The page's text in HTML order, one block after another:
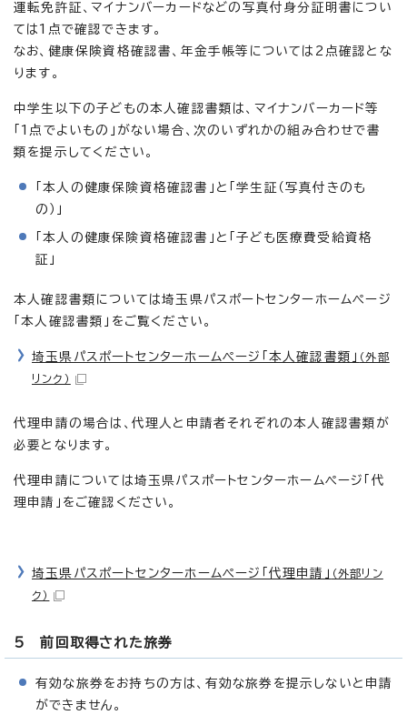
運転免許証、マイナンバーカードなどの写真付身分証明書につい
ては1点で確認できます。
なお、健康保険資格確認書、年金手帳等については2点確認とな
ります。
中学生以下の子どもの本人確認書類は、マイナンバーカード等
「1点でよいもの」がない場合、次のいずれかの組み合わせで書
類を提示してください。
「本人の健康保険資格確認書」と「学生証（写真付きのも
の）」
「本人の健康保険資格確認書」と「子ども医療費受給資格
証」
本人確認書類については埼玉県パスポートセンターホームページ
「本人確認書類」をご覧ください。
埼玉県パスポートセンターホームページ「本人確認書類」 （外部
リンク）
代理申請の場合は、代理人と申請者それぞれの本人確認書類が
必要となります。
代理申請については埼玉県パスポートセンターホームページ「代
理申請」をご確認ください。
埼玉県パスポートセンターホームページ「代理申請」 （外部リン
ク）
5 前回取得された旅券
有効な旅券をお持ちの方は、有効な旅券を提示しないと申請
ができません。